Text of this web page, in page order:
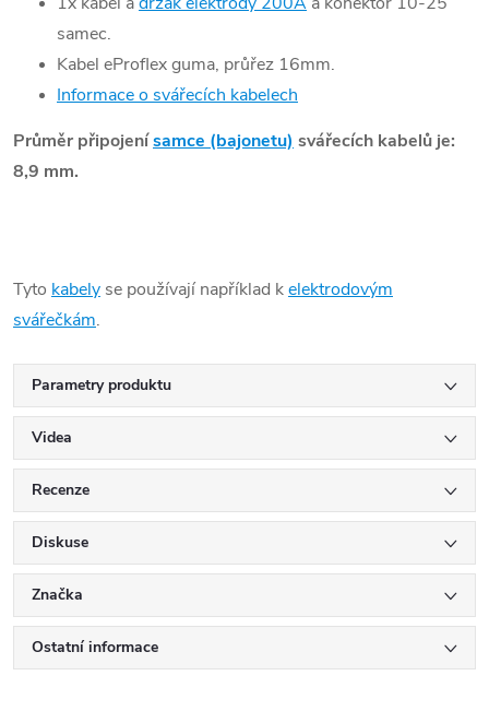
samec.
Kabel eProflex guma, průřez 16mm.
Informace o svářecích kabelech
Průměr připojenísamce (bajonetu) svářecích kabelů je:
8,9 mm.
Tyto kabely se používají například kelektrodovým
svářečkám.
Parametry produktu
Videa
Recenze
Diskuse
Značka
Ostatní informace